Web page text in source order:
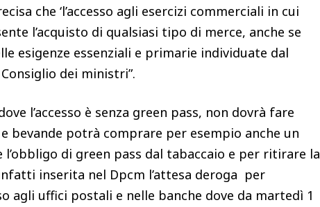
che ‘l’accesso agli esercizi commerciali in cui
l’acquisto di qualsiasi tipo di merce, anche se
esigenze essenziali e primarie individuate dal
dei ministri”.
l’accesso è senza green pass, non dovrà fare
bevande potrà comprare per esempio anche un
di green pass dal tabaccaio e per ritirare la
inserita nel Dpcm l’attesa deroga per
agli uffici postali e nelle banche dove da martedì 1